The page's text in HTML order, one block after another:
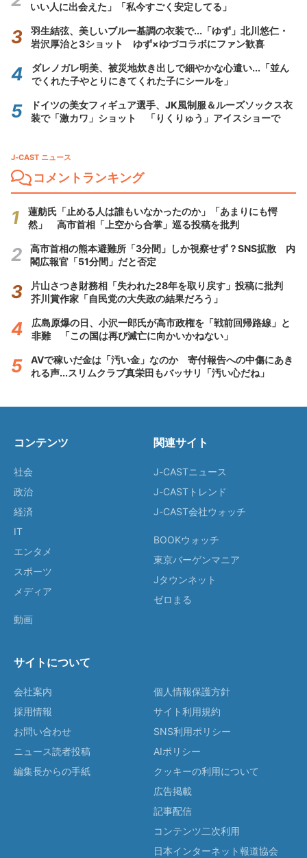
いい人に出会えた」「私今すごく安定してる」
羽生結弦、美しいブルー基調の衣装で...「ゆず」北川悠仁・
岩沢厚治と3ショット ゆず×ゆづコラボにファン歓喜
ダレノガレ明美、被災地炊き出しで細やかな心遣い...「並ん
でくれた子やとりにきてくれた子にシールを」
ドイツの美女フィギュア選手、JK風制服＆ルーズソックス衣
装で「激カワ」ショット 「りくりゅう」アイスショーで
J-CAST ニュース
コメントランキング
蓮舫氏「止める人は誰もいなかったのか」「あまりにも愕
然」 高市首相「上空から合掌」巡る投稿を批判
高市首相の熊本避難所「3分間」しか視察せず？SNS拡散 内
閣広報官「51分間」だと否定
片山さつき財務相「失われた28年を取り戻す」投稿に批判
芥川賞作家「自民党の大失政の結果だろう」
広島原爆の日、小沢一郎氏が高市政権を「戦前回帰路線」と
非難 「この国は再び滅亡に向かいかねない」
AVで稼いだ金は「汚い金」なのか 寄付報告への中傷にあき
れる声...スリムクラブ真栄田もバッサリ「汚い心だね」
コンテンツ
社会
政治
経済
IT
エンタメ
スポーツ
メディア
動画
関連サイト
J-CASTニュース
J-CASTトレンド
J-CAST会社ウォッチ
BOOKウォッチ
東京バーゲンマニア
Jタウンネット
ゼロまる
サイトについて
会社案内
採用情報
お問い合わせ
ニュース読者投稿
編集長からの手紙
個人情報保護方針
サイト利用規約
SNS利用ポリシー
AIポリシー
クッキーの利用について
広告掲載
記事配信
コンテンツ二次利用
日本インターネット報道協会